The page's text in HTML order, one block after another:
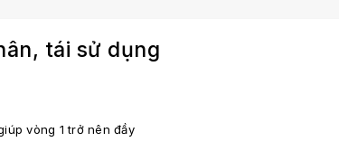
tái sử dụng
vòng 1 trở nên đầy